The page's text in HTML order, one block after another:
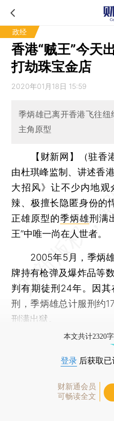
政经
香港“贼王”今天
打劫珠宝金店
2020年01月18日 15:59
季炳雄已离开香港飞往纽
主角原型
【财新网】（驻香
由杜琪峰监制、讲述香
大招风》让不少内地
辣、极擅长隐匿身份的
正雄原型的季炳雄刑满
王”中唯一尚在人世者。
2005年5月，季炳雄
牌持有枪弹及爆炸品等
判有期徒刑24年。因
刑，季炳雄总计服刑约
刑满出狱。
本文共计2320
登录 后获取
财新通会员
可畅读全文